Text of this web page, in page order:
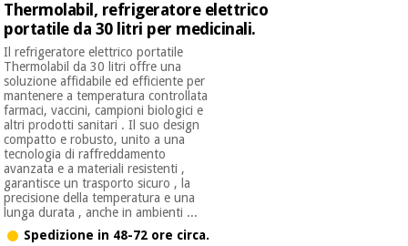
Thermolabil, refrigeratore elettrico
portatile da 30 litri per medicinali.
Il refrigeratore elettrico portatile
Thermolabil da 30 litri offre una
soluzione affidabile ed efficiente per
mantenere a temperatura controllata
farmaci, vaccini, campioni biologici e
altri prodotti sanitari . Il suo design
compatto e robusto, unito a una
tecnologia di raffreddamento
avanzata e a materiali resistenti ,
garantisce un trasporto sicuro , la
precisione della temperatura e una
lunga durata , anche in ambienti ...
Spedizione in 48-72 ore circa.